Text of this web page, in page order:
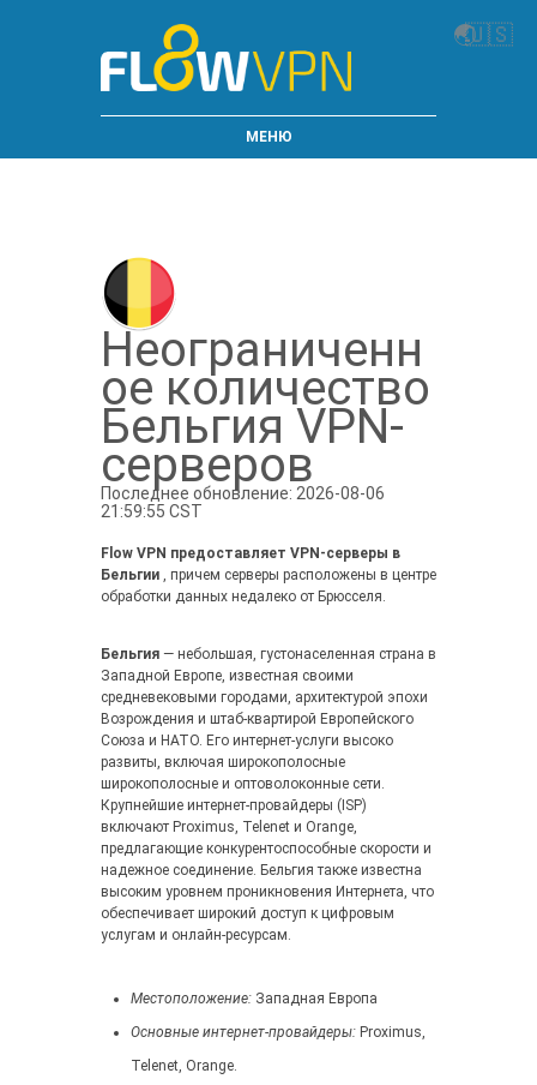
🌏🇺🇸
МЕНЮ
Неограниченн
ое количество
Бельгия VPN-
серверов
Последнее обновление: 2026-08-06
21:59:55 CST
Flow VPN предоставляет VPN-серверы в
Бельгии , причем серверы расположены в центре
обработки данных недалеко от Брюсселя.
Бельгия — небольшая, густонаселенная страна в
Западной Европе, известная своими
средневековыми городами, архитектурой эпохи
Возрождения и штаб-квартирой Европейского
Союза и НАТО. Его интернет-услуги высоко
развиты, включая широкополосные
широкополосные и оптоволоконные сети.
Крупнейшие интернет-провайдеры (ISP)
включают Proximus, Telenet и Orange,
предлагающие конкурентоспособные скорости и
надежное соединение. Бельгия также известна
высоким уровнем проникновения Интернета, что
обеспечивает широкий доступ к цифровым
услугам и онлайн-ресурсам.
Местоположение: Западная Европа
Основные интернет-провайдеры: Proximus,
Telenet, Orange.